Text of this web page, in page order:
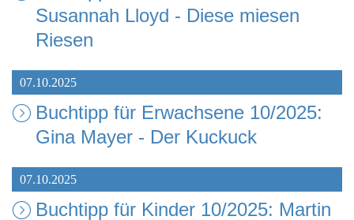
Susannah Lloyd - Diese miesen
Riesen
07.10.2025
Buchtipp für Erwachsene 10/2025:
Gina Mayer - Der Kuckuck
07.10.2025
Buchtipp für Kinder 10/2025: Martin